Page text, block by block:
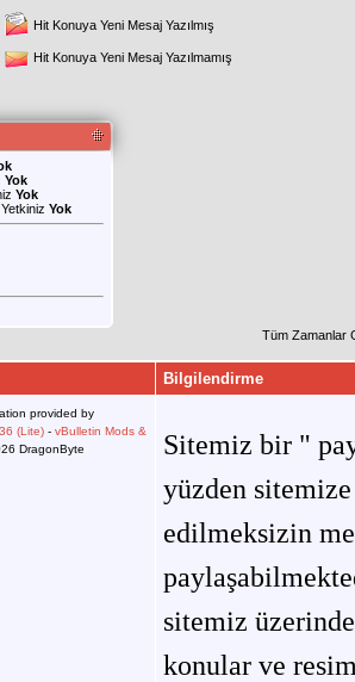
Hit Konuya Yeni Mesaj Yazılmış
Hit Konuya Yeni Mesaj Yazılmamış
Yok
Yok
Yok
Tüm Zamanlar
Bilgilendirme
provided by
(Lite) - vBulletin Mods &
DragonByte
Sitemiz bir "
yüzden
edilmeksizin
sitemiz
konular ve